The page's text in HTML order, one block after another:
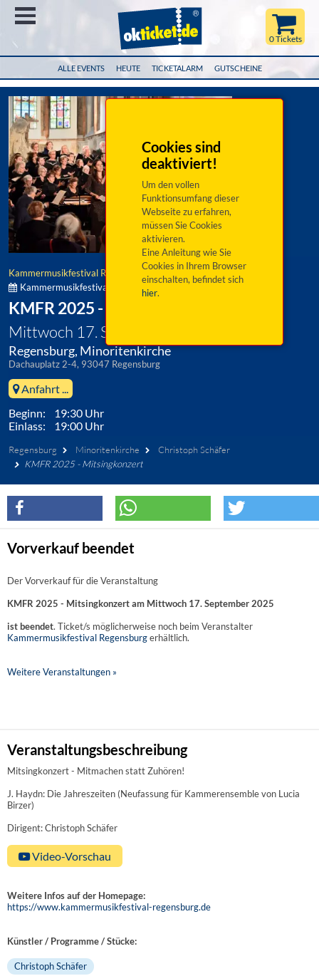
ALLE EVENTS HEUTE TICKETALARM GUTSCHEINE
0 Tickets
Cookies sind
deaktiviert!
Um den vollen
Funktionsumfang dieser
Webseite zu erfahren,
müssen Sie Cookies
aktivieren.
Eine Anleitung wie Sie
Cookies in Ihrem Browser
einschalten, befindet sich
hier.
Kammermusikfestival Regensburg
Kammermusikfestival Regensburg:
KMFR 2025 - Mitsingkonzert
Mittwoch 17. September 2025
Regensburg, Minoritenkirche
Dachauplatz 2-4, 93047 Regensburg
Anfahrt ...
Beginn: 19:30 Uhr
Einlass: 19:00 Uhr
Regensburg Minoritenkirche
Christoph Schäfer
KMFR 2025 - Mitsingkonzert
Vorverkauf beendet
Der Vorverkauf für die Veranstaltung
KMFR 2025 - Mitsingkonzert am Mittwoch 17. September 2025
ist beendet. Ticket/s möglicherweise noch beim Veranstalter
Kammermusikfestival Regensburgerhältlich.
Weitere Veranstaltungen »
Veranstaltungsbeschreibung
Mitsingkonzert - Mitmachen statt Zuhören!
J. Haydn: Die Jahreszeiten (Neufassung für Kammerensemble von Lucia
Birzer)
Dirigent: Christoph Schäfer
Video-Vorschau
Weitere Infos auf der Homepage:
https://www.kammermusikfestival-regensburg.de
Künstler / Programme / Stücke:
Christoph Schäfer